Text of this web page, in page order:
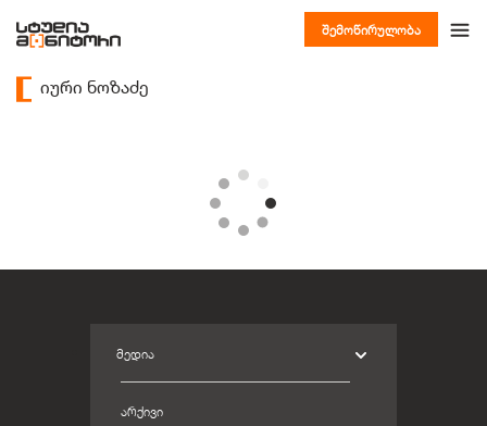
შემოწირულობა
იური ნოზაძე
ᲛᲔᲓᲘᲐ
ᲐᲠᲥᲘᲕᲘ